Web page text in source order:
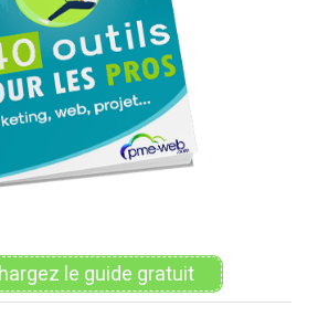
le guide gratuit